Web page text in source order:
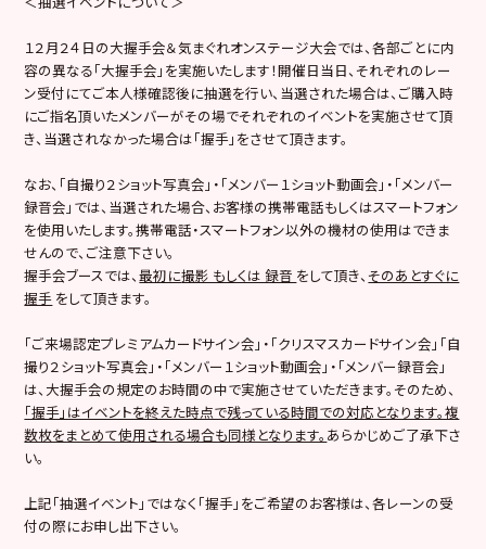
１２月２４日の大握手会＆気まぐれオンステージ大会では、各部ごとに内
容の異なる「大握手会」を実施いたします！開催日当日、それぞれのレー
ン受付にてご本人様確認後に抽選を行い、当選された場合は、ご購入時
にご指名頂いたメンバーがその場でそれぞれのイベントを実施させて頂
き、当選されなかった場合は「握手」をさせて頂きます。
なお、「自撮り２ショット写真会」・「メンバー１ショット動画会」・「メンバー
録音会」では、当選された場合、お客様の携帯電話もしくはスマートフォン
を使用いたします。携帯電話・スマートフォン以外の機材の使用はできま
せんので、ご注意下さい。
握手会ブースでは、最初に撮影 もしくは 録音 をして頂き、 そのあとすぐに
握手 をして頂きます。
「ご来場認定プレミアムカードサイン会」・「クリスマスカードサイン会」「自
撮り２ショット写真会」・「メンバー１ショット動画会」・「メンバー録音会」
は、大握手会の規定のお時間の中で実施させていただきます。そのため、
「握手」はイベントを終えた時点で残っている時間での対応となります。複
数枚をまとめて使用される場合も同様となります。 あらかじめご了承下さ
い。
上記「抽選イベント」ではなく「握手」をご希望のお客様は、各レーンの受
付の際にお申し出下さい。